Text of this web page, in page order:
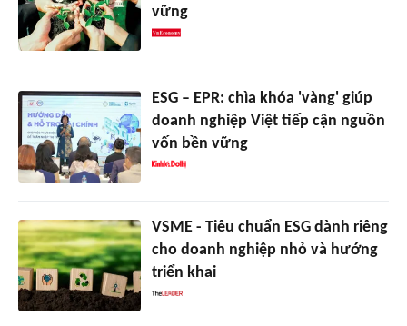
vững
ESG – EPR: chìa khóa 'vàng' giúp
doanh nghiệp Việt tiếp cận nguồn
vốn bền vững
VSME - Tiêu chuẩn ESG dành riêng
cho doanh nghiệp nhỏ và hướng
triển khai